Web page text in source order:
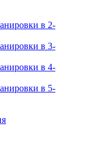
в 2-
в 3-
в 4-
в 5-